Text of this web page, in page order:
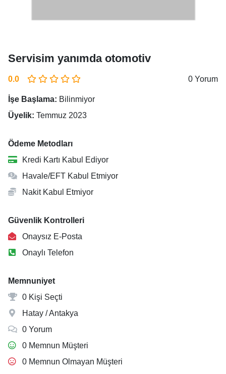
Servisim yanımda otomotiv
0.0 0 Yorum
İşe Başlama: Bilinmiyor
Üyelik: Temmuz 2023
Ödeme Metodları
Kredi Kartı Kabul Ediyor
Havale/EFT Kabul Etmiyor
Nakit Kabul Etmiyor
Güvenlik Kontrolleri
Onaysız E-Posta
Onaylı Telefon
Memnuniyet
0 Kişi Seçti
Hatay / Antakya
0 Yorum
0 Memnun Müşteri
0 Memnun Olmayan Müşteri